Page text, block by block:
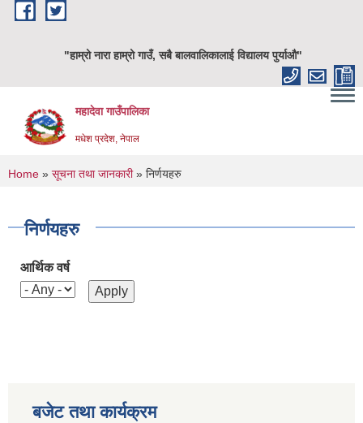
Skip to main content
"हाम्रो नारा हाम्रो गाउँ, सबै बालवालिकालाई विद्यालय पुर्याऔ"
महादेवा गाउँपालिका
मधेश प्रदेश, नेपाल
You are here
Home » सूचना तथा जानकारी» निर्णयहरु
निर्णयहरु
आर्थिक वर्ष
बजेट तथा कार्यक्रम